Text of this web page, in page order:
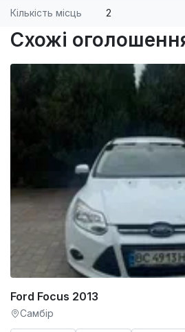
Кількість місць 2
Схожі
Ford Focus 2013
Самбір